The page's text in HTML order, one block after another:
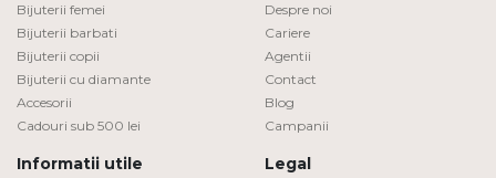
Bijuterii femei
Bijuterii barbati
Bijuterii copii
Bijuterii cu diamante
Accesorii
Cadouri sub 500 lei
Despre noi
Cariere
Agentii
Contact
Blog
Campanii
Informatii utile Legal